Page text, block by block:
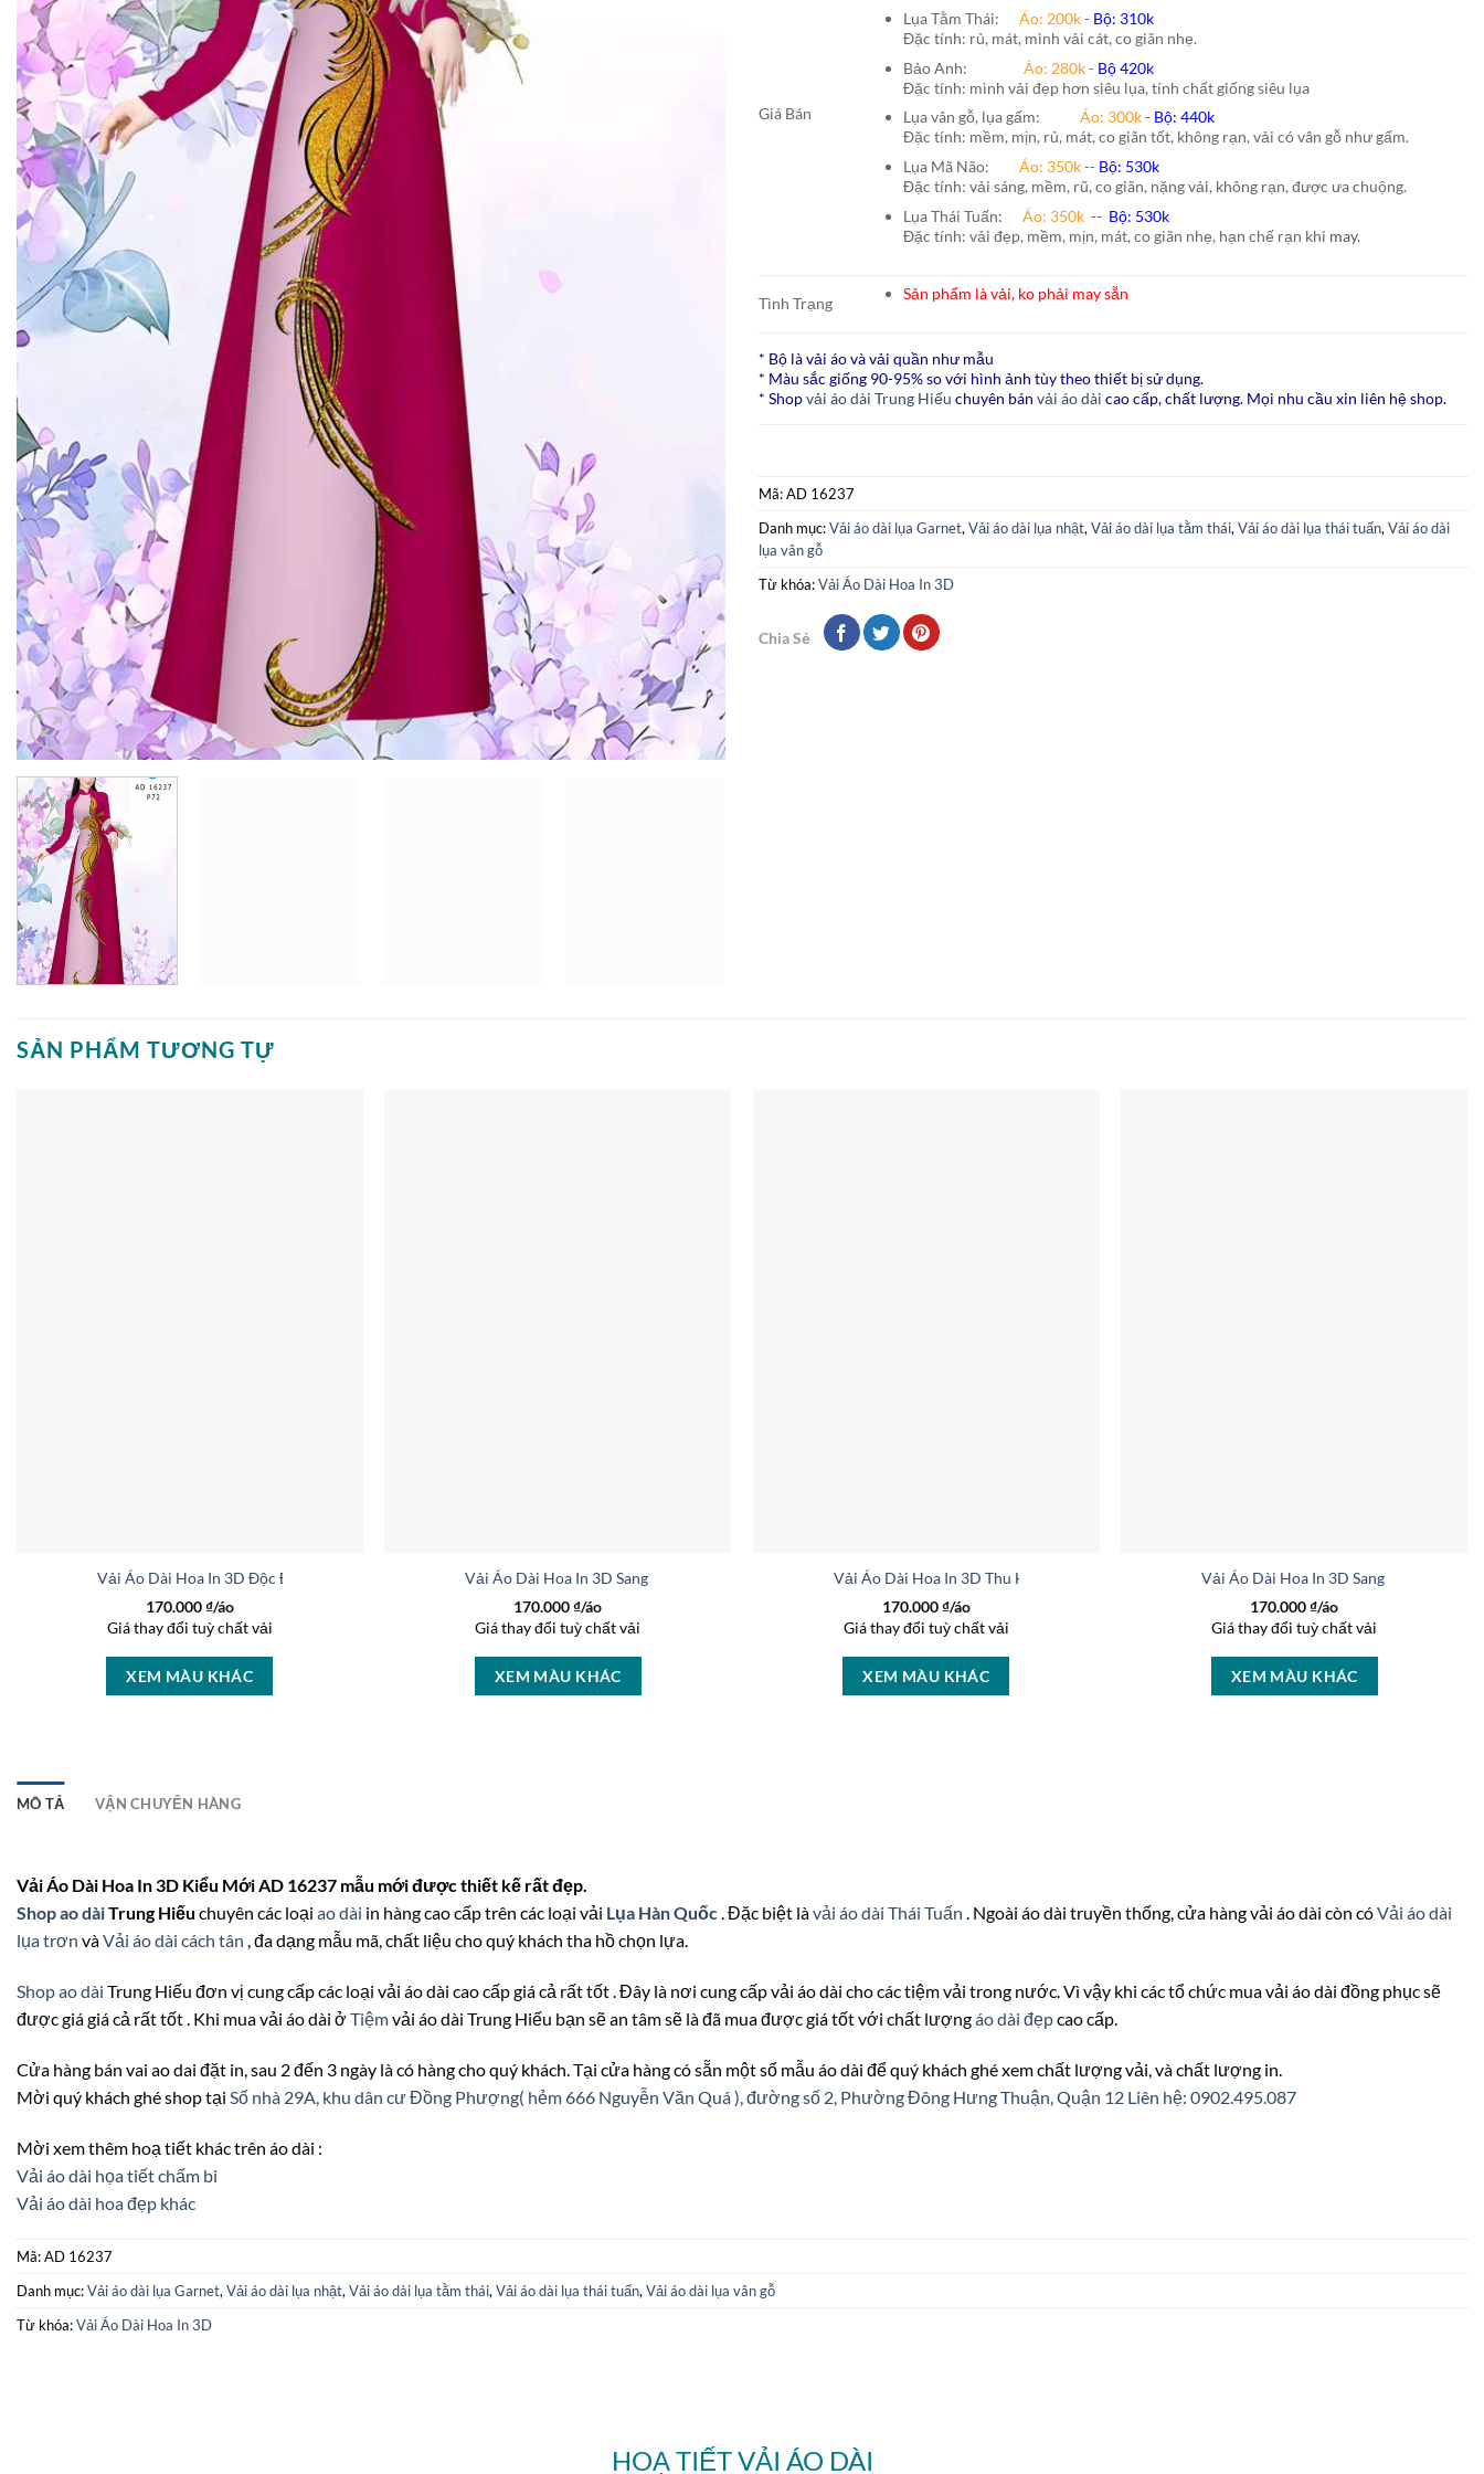
Giá Bán
Lụa Tằm Thái: Áo: 200k- Bộ: 310k
Đặc tính: rủ, mát, mình vải cát, co giãn nhẹ.
Bảo Anh: Áo: 280k- Bộ 420k
Đặc tính: mình vải đẹp hơn siêu lụa, tính chất giống siêu lụa
Lụa vân gỗ, lụa gấm: Áo: 300k- Bộ: 440k
Đặc tính: mềm, mịn, rủ, mát, co giãn tốt, không rạn, vải có vân gỗ như gấm.
Lụa Mã Não: Áo: 350k-- Bộ: 530k
Đặc tính: vải sáng, mềm, rũ, co giãn, nặng vải, không rạn, được ưa chuộng.
Lụa Thái Tuấn: Áo: 350k-- Bộ: 530k
Đặc tính: vải đẹp, mềm, mịn, mát, co giãn nhẹ, hạn chế rạn khi may.
Tình Trạng
Sản phẩm là vải, ko phải may sẵn
* Bộ là vải áo và vải quần như mẫu
* Màu sắc giống 90-95% so với hình ảnh tùy theo thiết bị sử dụng.
* Shopvải áo dài Trung Hiếu chuyên bán vải áo dài cao cấp, chất lượng. Mọi nhu cầu xin liên hệ shop.
Mã:AD 16237
Danh mục:Vải áo dài lụa Garnet, Vải áo dài lụa nhật, Vải áo dài lụa tằm thái, Vải áo dài lụa thái tuấn, Vải áo dài
lụa vân gỗ
Từ khóa:Vải Áo Dài Hoa In 3D
Chia Sẻ
SẢN PHẨM TƯƠNG TỰ
Vải Áo Dài Hoa In 3D Độc Đáo AD 37236
170.000₫/áo
Giá thay đổi tuỳ chất vải
XEM MÀU KHÁC
Vải Áo Dài Hoa In 3D Sang Trọng AD 27233
170.000₫/áo
Giá thay đổi tuỳ chất vải
XEM MÀU KHÁC
Vải Áo Dài Hoa In 3D Thu Hút AD 46463
170.000₫/áo
Giá thay đổi tuỳ chất vải
XEM MÀU KHÁC
Vải Áo Dài Hoa In 3D Sang Trọng AD
170.000₫/áo
Giá thay đổi tuỳ chất vải
XEM MÀU KHÁC
MÔ TẢ VẬN CHUYỂN HÀNG
Vải Áo Dài Hoa In 3D Kiểu Mới AD 16237 mẫu mới được thiết kế rất đẹp.
Shop ao dàiTrung Hiếu chuyên các loại ao dài in hàng cao cấp trên các loại vải Lụa Hàn Quốc. Đặc biệt làvải áo dài Thái Tuấn . Ngoài áo dài truyền thống, cửa hàng vải áo dài còn cóVải áo dài
lụa trơn vàVải áo dài cách tân , đa dạng mẫu mã, chất liệu cho quý khách tha hồ chọn lựa.
Shop ao dài Trung Hiếu đơn vị cung cấp các loại vải áo dài cao cấp giá cả rất tốt . Đây là nơi cung cấp vải áo dài cho các tiệm vải trong nước. Vì vậy khi các tổ chức mua vải áo dài đồng phục sẽ
được giá giá cả rất tốt . Khi mua vải áo dài ở Tiệmvải áo dài Trung Hiếu bạn sẽ an tâm sẽ là đã mua được giá tốt với chất lượngáo dài đẹpcao cấp.
Cửa hàng bán vai ao dai đặt in, sau 2 đến 3 ngày là có hàng cho quý khách. Tại cửa hàng có sẵn một số mẫu áo dài để quý khách ghé xem chất lượng vải, và chất lượng in.
Mời quý khách ghé shop tại Số nhà 29A, khu dân cư Đồng Phượng( hẻm 666 Nguyễn Văn Quá ), đường số 2, Phường Đông Hưng Thuận, Quận 12 Liên hệ: 0902.495.087
Mời xem thêm hoạ tiết khác trên áo dài :
Vải áo dài họa tiết chấm bi
Vải áo dài hoa đẹp khác
Mã:AD 16237
Danh mục:Vải áo dài lụa Garnet,Vải áo dài lụa nhật,Vải áo dài lụa tằm thái,Vải áo dài lụa thái tuấn,Vải áo dài lụa vân gỗ
Từ khóa:Vải Áo Dài Hoa In 3D
HOẠ TIẾT VẢI ÁO DÀI